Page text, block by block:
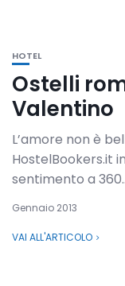
HOTEL
Ostelli
Valentino
L’amore non è
HostelBookers.it
sentimento a
Gennaio 2013
VAI ALL'ARTICOLO